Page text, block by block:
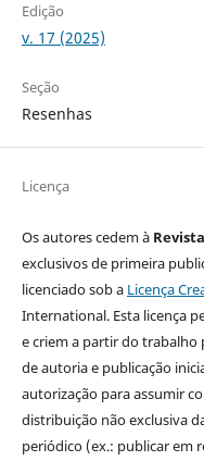
Edição
v. 17 (2025)
Seção
Resenhas
Licença
Os autores cedem à
exclusivos de primeira
licenciado sob a Licença
International. Esta licença
e criem a partir do
de autoria e publicação
autorização para assumir
distribuição não exclusiva
periódico (ex.: publicar em